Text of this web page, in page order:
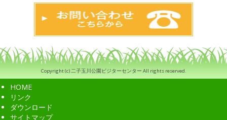
Copyright (c) 二子玉川公園ビジターセンター All rights reserved.
HOME
リンク
ダウンロード
サイトマップ